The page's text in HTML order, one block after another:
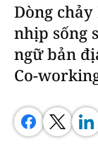
Dòng
nhịp sống
ngữ bản
Co-